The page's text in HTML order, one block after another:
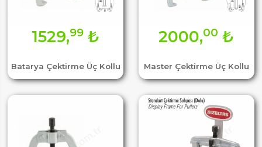
Batarya Çektirme Üç Kollu
1529,99 ₺
Master Çektirme Üç Kollu
2000,00 ₺